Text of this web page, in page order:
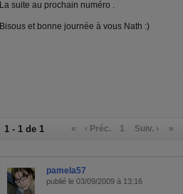
La suite au prochain numéro .
Bisous et bonne journée à vous Nath :)
1 - 1 de 1 « ‹ Préc. 1 Suiv. › »
pamela57
publié le 03/09/2009 à 13:16